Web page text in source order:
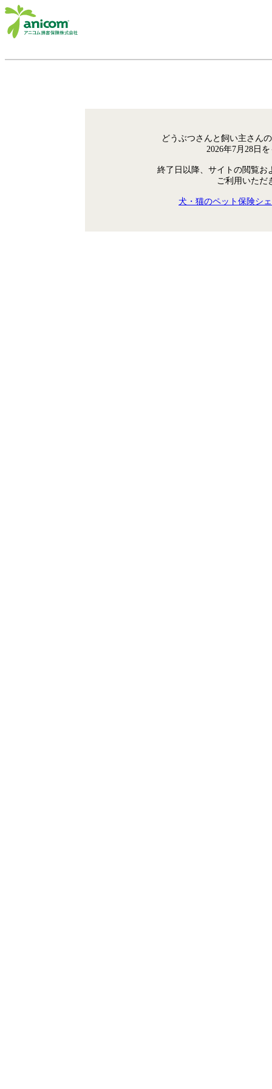
どうぶつさんと飼い主さん
2026年7月28日
終了日以降、サイトの閲覧お
ご利用いただ
犬・猫のペット保険シ